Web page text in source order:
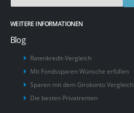
WEITERE INFORMATIONEN
Blog
Ratenkredit-Vergleich
Mit Fondssparen Wünsche erfüllen
Sparen mit dem Girokonto Vergleich
Die besten Privatrenten